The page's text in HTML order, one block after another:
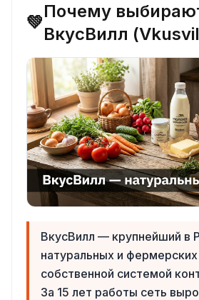
💚
Почему
ВкусВилл
ВкусВилл — крупнейший в
натуральных и
собственной системой
За 15 лет работы сеть